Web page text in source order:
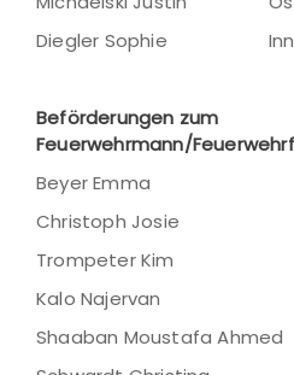
Diegler Sophie
Beförderungen zum
Feuerwehrmann/
Beyer Emma
Christoph Josie
Trompeter Kim
Kalo Najervan
Shaaban Moustafa